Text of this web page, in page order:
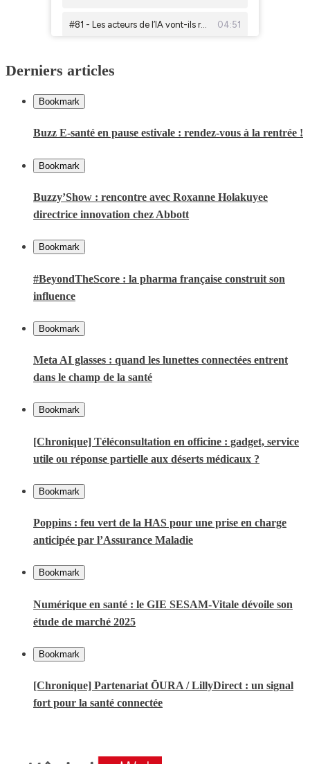
Derniers articles
Bookmark
Buzz E-santé en pause estivale : rendez-vous à la rentrée !
Bookmark
Buzzy’Show : rencontre avec Roxanne Holakuyee
directrice innovation chez Abbott
Bookmark
#BeyondTheScore : la pharma française construit son
influence
Bookmark
Meta AI glasses : quand les lunettes connectées entrent
dans le champ de la santé
Bookmark
[Chronique] Téléconsultation en officine : gadget, service
utile ou réponse partielle aux déserts médicaux ?
Bookmark
Poppins : feu vert de la HAS pour une prise en charge
anticipée par l’Assurance Maladie
Bookmark
Numérique en santé : le GIE SESAM-Vitale dévoile son
étude de marché 2025
Bookmark
[Chronique] Partenariat ŌURA / LillyDirect : un signal
fort pour la santé connectée